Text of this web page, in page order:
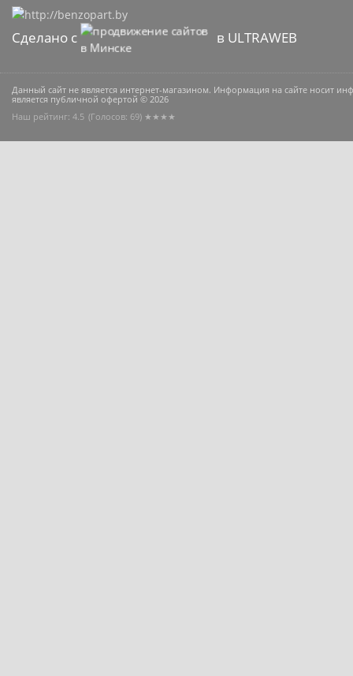
Сделано с в ULTRAWEB
Данный сайт не является интернет-магазином. Информация на сайте носит
является публичной офертой © 2026
Наш рейтинг: 4.5 (Голосов: 69) ★★★★